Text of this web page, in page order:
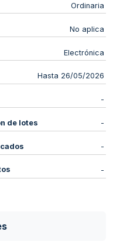
Ordinaria
No aplica
Electrónica
Hasta 26/05/2026
-
de lotes -
-
-